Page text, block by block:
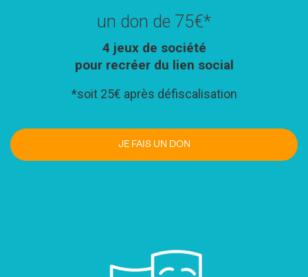
un don de 75€*
4 jeux de société
pour recréer du lien social
*soit 25€ après défiscalisation
JE FAIS UN DON